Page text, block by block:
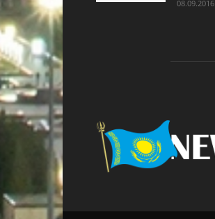
08.09.2016